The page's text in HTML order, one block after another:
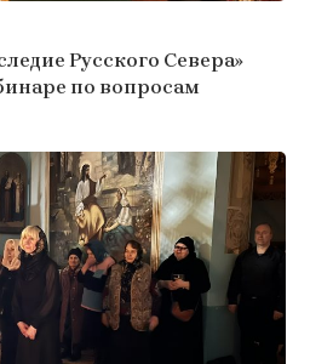
Русского Севера»
по вопросам